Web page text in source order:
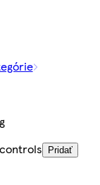
Pridať